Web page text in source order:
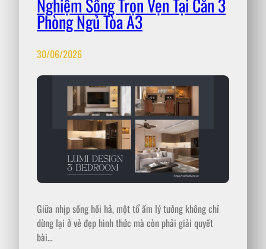
Nghiệm Sống Trọn Vẹn Tại Căn 3
Phòng Ngủ Tòa A3
30/06/2026
Giữa nhịp sống hối hả, một tổ ấm lý tưởng không chỉ
dừng lại ở vẻ đẹp hình thức mà còn phải giải quyết
bài…